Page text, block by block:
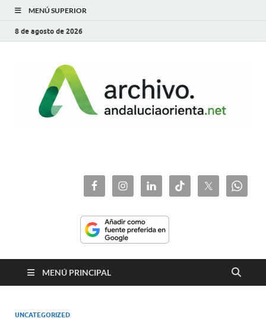
MENÚ SUPERIOR
8 de agosto de 2026
MENÚ PRINCIPAL
UNCATEGORIZED